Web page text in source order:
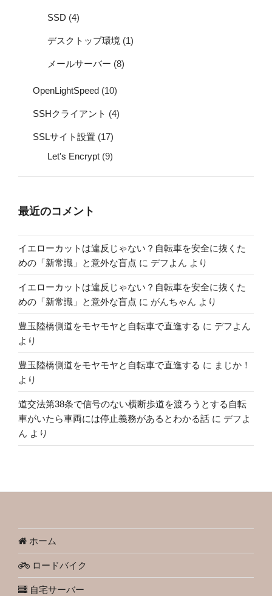
SSD (4)
デスクトップ環境 (1)
メールサーバー (8)
OpenLightSpeed (10)
SSHクライアント (4)
SSLサイト設置 (17)
Let's Encrypt (9)
最近のコメント
イエローカットは違反じゃない？自転車を安全に抜くた
めの「新常識」と意外な盲点 に デフよん より
イエローカットは違反じゃない？自転車を安全に抜くた
めの「新常識」と意外な盲点 に がんちゃん より
豊玉陸橋側道をモヤモヤと自転車で直進する に デフよん
より
豊玉陸橋側道をモヤモヤと自転車で直進する に まじか！
より
道交法第38条で信号のない横断歩道を渡ろうとする自転
車がいたら車両には停止義務があるとわかる話 に デフよ
ん より
ホーム
ロードバイク
自宅サーバー